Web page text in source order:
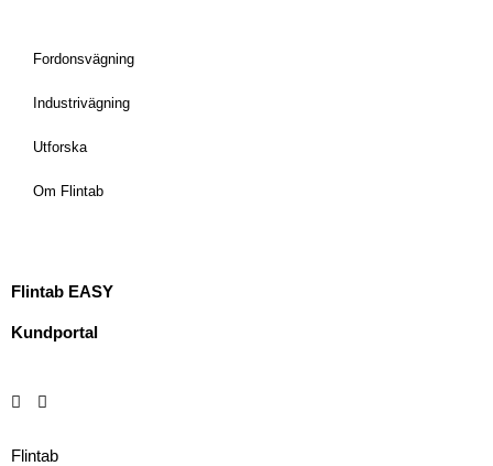
Fordonsvägning
Industrivägning
Utforska
Om Flintab
Flintab EASY
Kundportal
Flintab